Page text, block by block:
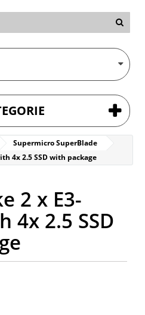
Supermicro SuperBlade
4x 2.5 SSD with package
2 x E3-
4x 2.5 SSD